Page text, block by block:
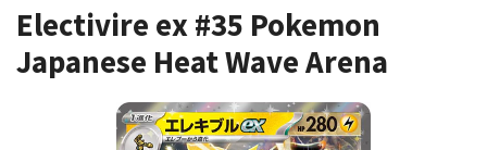
Electivire ex #35 Pokemon
Japanese Heat Wave Arena